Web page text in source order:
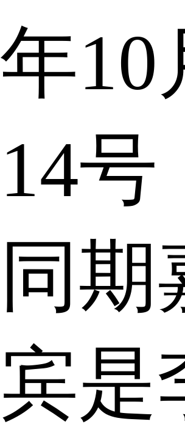
年10
14号
同期
宾是